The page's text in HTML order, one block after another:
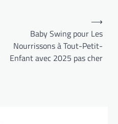
Baby Swing pour Les
Nourrissons à Tout-Petit-
Enfant avec 2025 pas cher
⟶